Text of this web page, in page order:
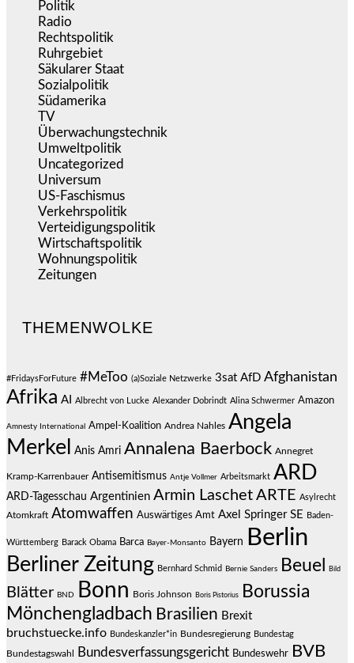
Politik
Radio
Rechtspolitik
Ruhrgebiet
Säkularer Staat
Sozialpolitik
Südamerika
TV
Überwachungstechnik
Umweltpolitik
Uncategorized
Universum
US-Faschismus
Verkehrspolitik
Verteidigungspolitik
Wirtschaftspolitik
Wohnungspolitik
Zeitungen
THEMENWOLKE
#FridaysForFuture #MeToo (a)Soziale Netzwerke 3sat AfD Afghanistan
Afrika AI Albrecht von Lucke Alexander Dobrindt Alina Schwermer Amazon
Amnesty International Ampel-Koalition Andrea Nahles Angela
Merkel
Anis Amri Annalena Baerbock Annegret
Kramp-Karrenbauer Antisemitismus Antje Vollmer Arbeitsmarkt ARD
ARD-Tagesschau Argentinien Armin Laschet ARTE Asylrecht
Atomkraft Atomwaffen Auswärtiges Amt Axel Springer SE Baden-
Württemberg Barack Obama Barca Bayer-Monsanto Bayern Berlin
Berliner Zeitung Bernhard Schmid Bernie Sanders Beuel Bild
Blätter BND Bonn Boris Johnson Boris Pistorius
Borussia
Mönchengladbach Brasilien Brexit
bruchstuecke.info Bundeskanzler*in Bundesregierung Bundestag
Bundestagswahl Bundesverfassungsgericht Bundeswehr BVB